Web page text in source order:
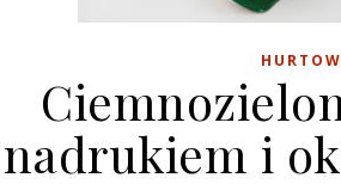
nadrukiem i